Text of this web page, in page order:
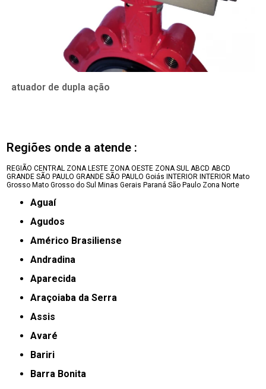
atuador de dupla ação
Regiões onde a atende :
REGIÃO CENTRAL ZONA LESTE ZONA OESTE ZONA SUL ABCD ABCD
GRANDE SÃO PAULO GRANDE SÃO PAULO Goiás INTERIOR INTERIOR Mato
Grosso Mato Grosso do Sul Minas Gerais Paraná São Paulo Zona Norte
Aguaí
Agudos
Américo Brasiliense
Andradina
Aparecida
Araçoiaba da Serra
Assis
Avaré
Bariri
Barra Bonita